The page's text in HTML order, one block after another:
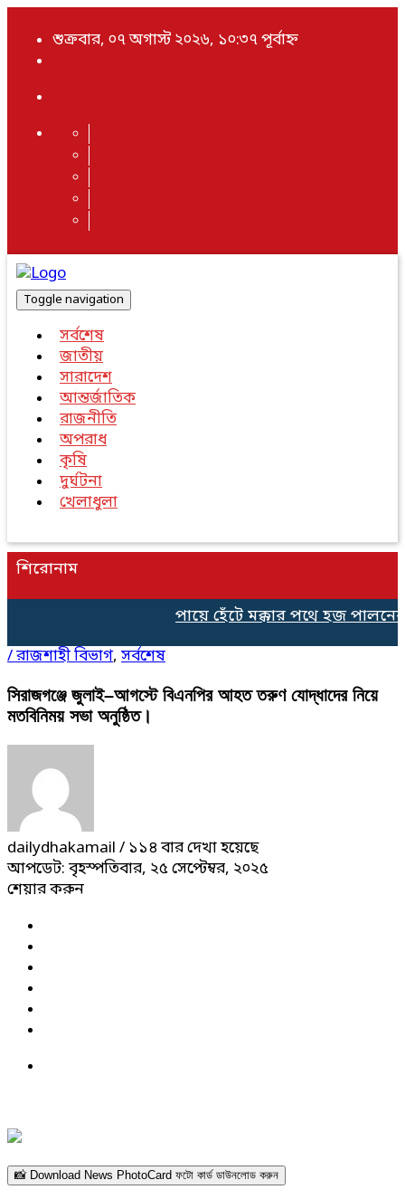
শুক্রবার, ০৭ অগাস্ট ২০২৬, ১০:৩৭ পূর্বাহ্ন
Toggle navigation
সর্বশেষ
জাতীয়
সারাদেশ
আন্তর্জাতিক
রাজনীতি
অপরাধ
কৃষি
দুর্ঘটনা
খেলাধুলা
শিরোনাম
পায়ে হেঁটে মক্কার পথে হজ
/রাজশাহী বিভাগ, সর্বশেষ
সিরাজগঞ্জে জুলাই–আগস্টে বিএনপির আহত তরুণ যোদ্ধাদের নিয়ে
মতবিনিময় সভা অনুষ্ঠিত।
dailydhakamail / ১১৪ বার দেখা হয়েছে
আপডেট: বৃহস্পতিবার, ২৫ সেপ্টেম্বর, ২০২৫
শেয়ার করুন
📸 Download News PhotoCard ফটো কার্ড ডাউনলোড করুন